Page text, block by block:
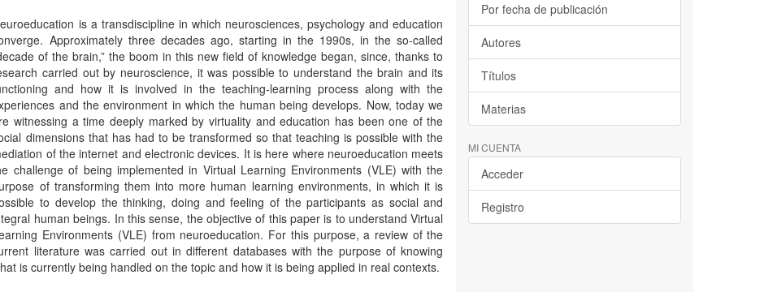
is a transdiscipline in which neurosciences, psychology and education
Approximately three decades ago, starting in the 1990s, in the so-called
of the brain,” the boom in this new field of knowledge began, since, thanks to
carried out by neuroscience, it was possible to understand the brain and its
and how it is involved in the teaching-learning process along with the
and the environment in which the human being develops. Now, today we
witnessing a time deeply marked by virtuality and education has been one of the
dimensions that has had to be transformed so that teaching is possible with the
of the internet and electronic devices. It is here where neuroeducation meets
challenge of being implemented in Virtual Learning Environments (VLE) with the
of transforming them into more human learning environments, in which it is
to develop the thinking, doing and feeling of the participants as social and
human beings. In this sense, the objective of this paper is to understand Virtual
Environments (VLE) from neuroeducation. For this purpose, a review of the
literature was carried out in different databases with the purpose of knowing
is currently being handled on the topic and how it is being applied in real contexts.
Por fecha de publicación
Autores
Títulos
Materias
MI CUENTA
Acceder
Registro